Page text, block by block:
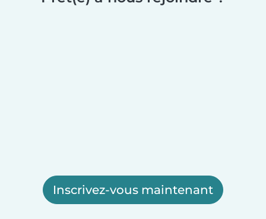
Inscrivez-vous maintenant